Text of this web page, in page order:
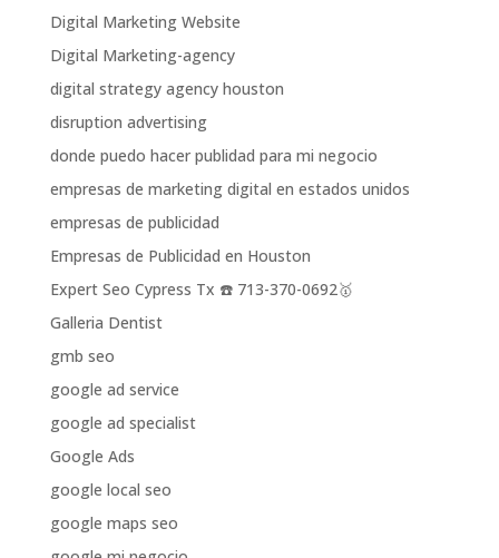
Digital Marketing Website
Digital Marketing-agency
digital strategy agency houston
disruption advertising
donde puedo hacer publidad para mi negocio
empresas de marketing digital en estados unidos
empresas de publicidad
Empresas de Publicidad en Houston
Expert Seo Cypress Tx ☎️ 713-370-0692🥇
Galleria Dentist
gmb seo
google ad service
google ad specialist
Google Ads
google local seo
google maps seo